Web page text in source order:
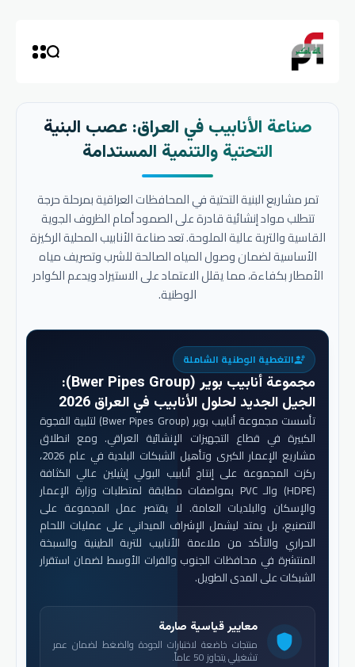
صناعة الأنابيب في العراق: عصب البنية
التحتية والتنمية المستدامة
تمر مشاريع البنية التحتية في المحافظات العراقية بمرحلة حرجة
تتطلب مواد إنشائية قادرة على الصمود أمام الظروف الجوية
القاسية والتربة عالية الملوحة. تعد صناعة الأنابيب المحلية الركيزة
الأساسية لضمان وصول المياه الصالحة للشرب وتصريف مياه
الأمطار بكفاءة، مما يقلل الاعتماد على الاستيراد ويدعم الكوادر
الوطنية.
engineeringالتغطية الوطنية الشاملة
مجموعة أنابيب بوير (Bwer Pipes Group)
:
الجيل الجديد لحلول الأنابيب في العراق 2026
تأسست مجموعة أنابيب بوير (Bwer Pipes Group) لتلبية الفجوة
الكبيرة في قطاع التجهيزات الإنشائية العراقي. ومع انطلاق
مشاريع الإعمار الكبرى وتأهيل الشبكات البلدية في عام 2026،
ركزت المجموعة على إنتاج أنابيب البولي إيثيلين عالي الكثافة
(HDPE) والـ PVC بمواصفات مطابقة لمتطلبات وزارة الإعمار
والإسكان والبلديات العامة. لا يقتصر عمل المجموعة على
التصنيع، بل يمتد ليشمل الإشراف الميداني على عمليات اللحام
الحراري والتأكد من ملاءمة الأنابيب للتربة الطينية والسبخة
المنتشرة في محافظات الجنوب والفرات الأوسط لضمان استقرار
الشبكات على المدى الطويل.
shield
معايير قياسية صارمة
منتجات خاضعة لاختبارات الجودة والضغط لضمان عمر
تشغيلي يتجاوز 50 عاماً.